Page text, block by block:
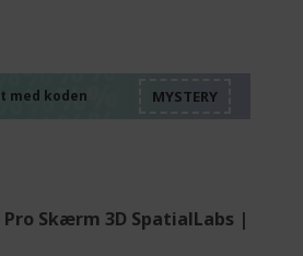
med koden
Pro Skærm 3D SpatialLabs |